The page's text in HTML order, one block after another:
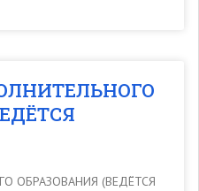
ОБРАЗОВАНИЯ (ВЕДЁТСЯ